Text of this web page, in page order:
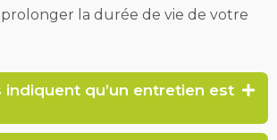
la durée de vie de votre
indiquent qu’un entretien est